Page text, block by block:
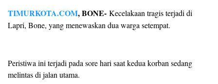
TIMURKOTA.COM, BONE- Kecelakaan tragis terjadi di
Lapri, Bone, yang menewaskan dua warga setempat.
Peristiwa ini terjadi pada sore hari saat kedua korban sedang
melintas di jalan utama.